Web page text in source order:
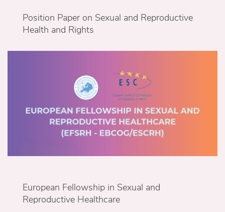
Position Paper on Sexual and Reproductive
Health and Rights
European Fellowship in Sexual and
Reproductive Healthcare